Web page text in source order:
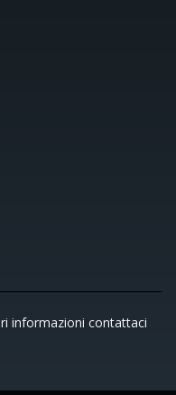
informazioni contattaci